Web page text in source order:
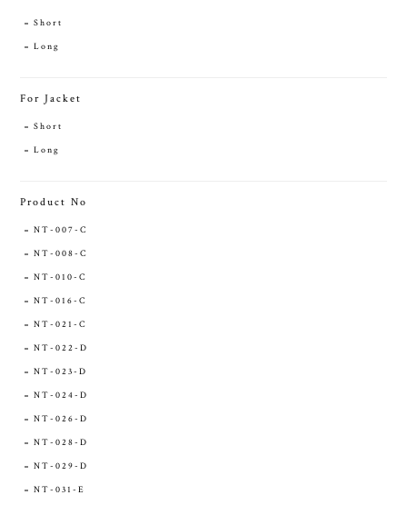
Short
Long
For Jacket
Short
Long
Product No
NT-007-C
NT-008-C
NT-010-C
NT-016-C
NT-021-C
NT-022-D
NT-023-D
NT-024-D
NT-026-D
NT-028-D
NT-029-D
NT-031-E